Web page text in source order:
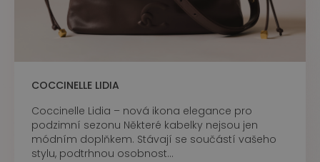
COCCINELLE LIDIA
Coccinelle Lidia – nová ikona elegance pro
podzimní sezonu Některé kabelky nejsou jen
módním doplňkem. Stávají se součástí vašeho
stylu, podtrhnou osobnost...